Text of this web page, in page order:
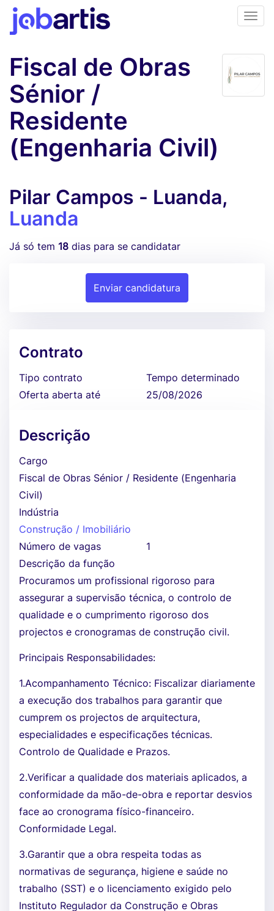
Fiscal de Obras
Sénior /
Residente
(Engenharia Civil)
Pilar Campos - Luanda,
Luanda
Já só tem 18 dias para se candidatar
Enviar candidatura
Contrato
Tipo contrato
Tempo determinado
Oferta aberta até
25/08/2026
Descrição
Cargo
Fiscal de Obras Sénior / Residente (Engenharia
Civil)
Indústria
Construção / Imobiliário
Número de vagas
1
Descrição da função
Procuramos um profissional rigoroso para
assegurar a supervisão técnica, o controlo de
qualidade e o cumprimento rigoroso dos
projectos e cronogramas de construção civil.
Principais Responsabilidades:
1.Acompanhamento Técnico: Fiscalizar diariamente
a execução dos trabalhos para garantir que
cumprem os projectos de arquitectura,
especialidades e especificações técnicas.
Controlo de Qualidade e Prazos.
2.Verificar a qualidade dos materiais aplicados, a
conformidade da mão-de-obra e reportar desvios
face ao cronograma físico-financeiro.
Conformidade Legal.
3.Garantir que a obra respeita todas as
normativas de segurança, higiene e saúde no
trabalho (SST) e o licenciamento exigido pelo
Instituto Regulador da Construção e Obras